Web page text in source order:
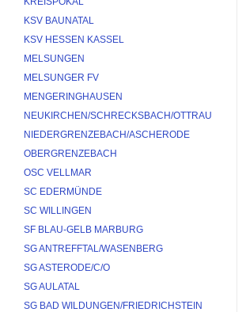
KSV BAUNATAL
KSV HESSEN KASSEL
MELSUNGEN
MELSUNGER FV
MENGERINGHAUSEN
NEUKIRCHEN/SCHRECKSBACH/OTTRAU
NIEDERGRENZEBACH/ASCHERODE
OBERGRENZEBACH
OSC VELLMAR
SC EDERMÜNDE
SC WILLINGEN
SF BLAU-GELB MARBURG
SG ANTREFFTAL/WASENBERG
SG ASTERODE/C/O
SG AULATAL
SG BAD WILDUNGEN/FRIEDRICHSTEIN